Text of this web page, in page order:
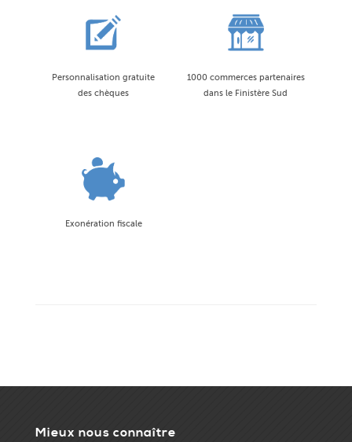
Personnalisation gratuite
des chèques
1000 commerces partenaires
dans le Finistère Sud
Exonération fiscale
Mieux nous connaître